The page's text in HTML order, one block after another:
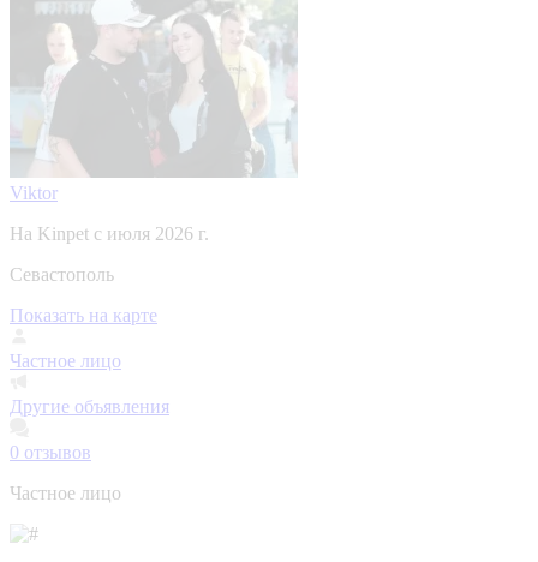
Viktor
На Kinpet c июля 2026 г.
Севастополь
Показать на карте
Частное лицо
Другие объявления
0 отзывов
Частное лицо